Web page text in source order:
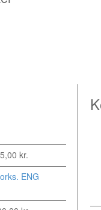
kr.
ENG